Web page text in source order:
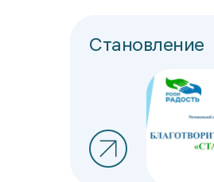
Становление